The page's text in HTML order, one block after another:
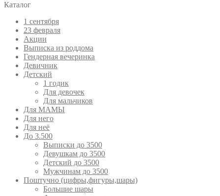
Каталог
1 сентября
23 февраля
Акции
Выписка из роддома
Гендерная вечеринка
Девичник
Детский
1 годик
Для девочек
Для мальчиков
Для МАМЫ
Для него
Для неё
До 3.500
Выписки до 3500
Девушкам до 3500
Детский до 3500
Мужчинам до 3500
Поштучно (цифры,фигуры,шары)
Большие шары